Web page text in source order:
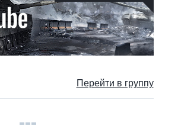
Перейти в группу